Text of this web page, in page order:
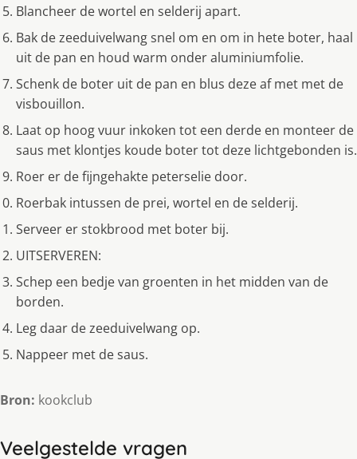
Blancheer de wortel en selderij apart.
Bak de zeeduivelwang snel om en om in hete boter, haal
uit de pan en houd warm onder aluminiumfolie.
Schenk de boter uit de pan en blus deze af met met de
visbouillon.
Laat op hoog vuur inkoken tot een derde en monteer de
saus met klontjes koude boter tot deze lichtgebonden is.
Roer er de fijngehakte peterselie door.
Roerbak intussen de prei, wortel en de selderij.
Serveer er stokbrood met boter bij.
UITSERVEREN:
Schep een bedje van groenten in het midden van de
borden.
Leg daar de zeeduivelwang op.
Nappeer met de saus.
Bron: kookclub
Veelgestelde vragen